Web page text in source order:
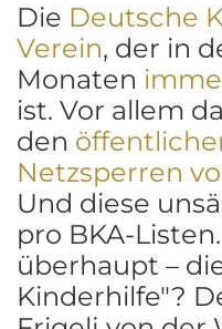
Die Deutsche
Verein, der in
Monaten
ist. Vor allem
den
Netzsperren
Und diese
pro BKA-
überhaupt –
Kinderhilfe"?